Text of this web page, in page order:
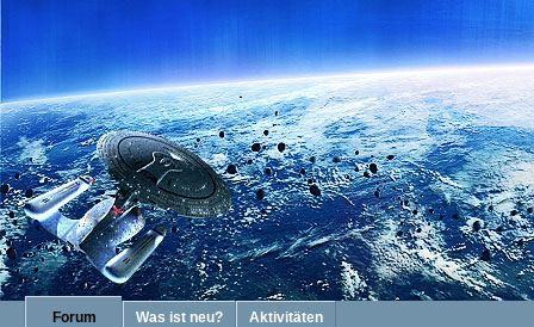
Forum Was ist neu? Aktivitäten